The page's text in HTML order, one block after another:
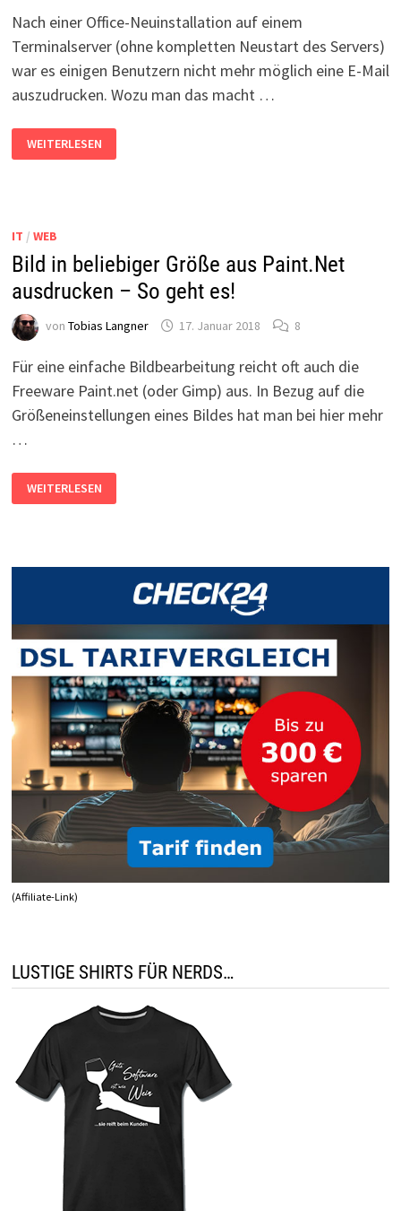
Nach einer Office-Neuinstallation auf einem
Terminalserver (ohne kompletten Neustart des Servers)
war es einigen Benutzern nicht mehr möglich eine E-Mail
auszudrucken. Wozu man das macht …
OUTLOOK
2016:
E-
WEITERLESEN
IT / WEB
Bild in beliebiger Größe aus Paint.Net
ausdrucken – So geht es!
von Tobias Langner 17. Januar 2018 8
Für eine einfache Bildbearbeitung reicht oft auch die
Freeware Paint.net (oder Gimp) aus. In Bezug auf die
Größeneinstellungen eines Bildes hat man bei hier mehr
…
BILD
IN
BELIEBIGER
S
WEITERLESEN
(Affiliate-Link)
LUSTIGE SHIRTS FÜR NERDS…